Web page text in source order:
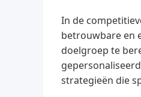
In de
betrouwbare en
doelgroep te
strategieën die